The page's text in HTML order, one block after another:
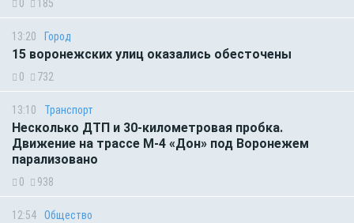
0 185
13:20 Город
15 воронежских улиц оказались обесточены
0 732
13:10 Транспорт
Несколько ДТП и 30-километровая пробка.
Движение на трассе М-4 «Дон» под Воронежем
парализовано
0 938
12:54 Общество